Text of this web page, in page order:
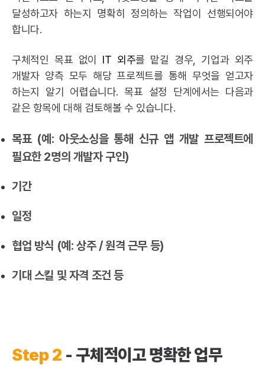
달성하고자 하는지 명확히 정의하는 작업이 선행되어야
합니다.
구체적인 목표 없이 IT 외주를 맡길 경우, 기업과 외주
개발자 양측 모두 해당 프로젝트를 통해 무엇을 얻고자
하는지 알기 어렵습니다. 목표 설정 단계에서는 다음과
같은 항목에 대해 검토해볼 수 있습니다.
목표 (예:아웃소싱을 통해 신규 앱 개발 프로젝트에
필요한 2명의 개발자 구인)
기간
일정
협업 방식 (예: 상주 / 원격 근무 등)
기대 스킬 및 자격 조건 등
Step 2 - 구체적이고 명확한 업무